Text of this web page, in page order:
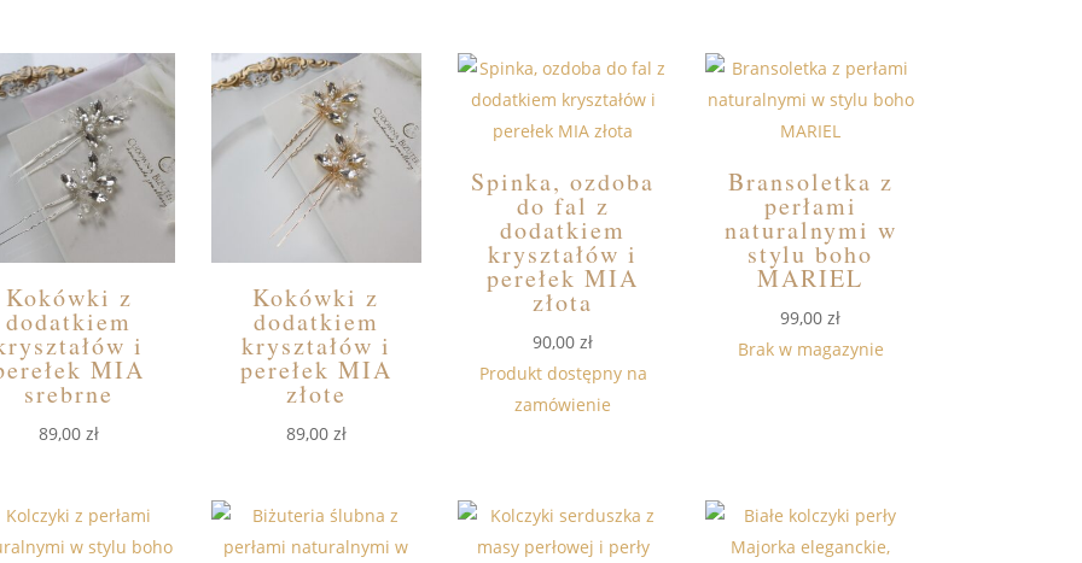
Kokówki z
dodatkiem
i
MIA
srebrne
89,00zł
Kokówki z
dodatkiem
kryształów i
perełek MIA
złote
89,00 zł
Spinka, ozdoba
do fal z
dodatkiem
kryształów i
perełek MIA
złota
90,00zł
Produkt dostępny na
zamówienie
Bransoletka z
perłami
naturalnymi w
stylu boho
MARIEL
99,00zł
Brak w magazynie